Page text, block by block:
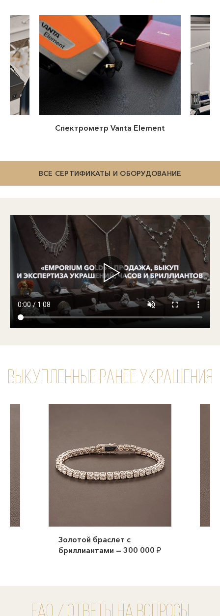
Микроскоп ЛОМО МСП-2
ВСЕ СЕРТИФИКАТЫ И ОБОРУДОВАНИЕ
Выкупленные ранее украшения
Кольцо с бриллиантами —
115 000 ₽